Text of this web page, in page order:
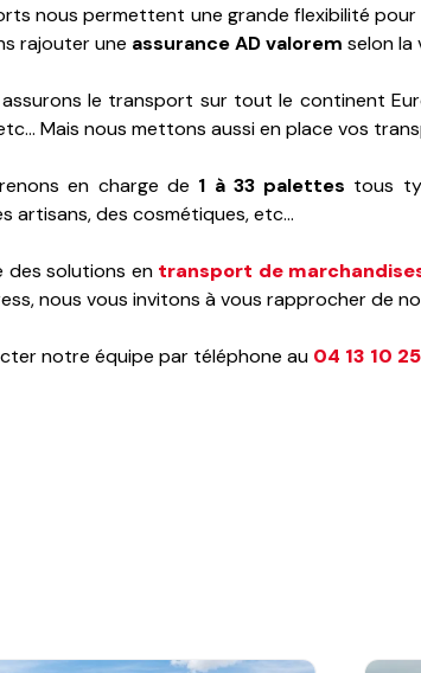
nous permettent une grande flexibilité pour
rajouter une assurance AD valorem selon la
le transport sur tout le continent
Mais nous mettons aussi en place vos
en charge de 1 à 33 palettes tous
artisans, des cosmétiques, etc...
des solutions en transport de
nous vous invitons à vous rapprocher de
notre équipe par téléphone au 04 13 10